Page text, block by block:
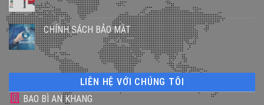
CHÍNH SÁCH BẢO MẬT
LIÊN HỆ VỚI CHÚNG TÔI
BAO BÌ AN KHANG